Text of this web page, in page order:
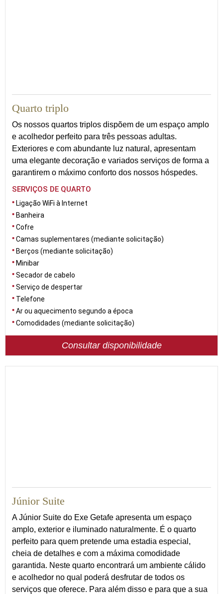
Quarto triplo
Os nossos quartos triplos dispõem de um espaço amplo
e acolhedor perfeito para três pessoas adultas.
Exteriores e com abundante luz natural, apresentam
uma elegante decoração e variados serviços de forma a
garantirem o máximo conforto dos nossos hóspedes.
SERVIÇOS DE QUARTO
Ligação WiFi à Internet
Banheira
Cofre
Camas suplementares (mediante solicitação)
Berços (mediante solicitação)
Minibar
Secador de cabelo
Serviço de despertar
Telefone
Ar ou aquecimento segundo a época
Comodidades (mediante solicitação)
Consultar disponibilidade
Júnior Suite
A Júnior Suite do Exe Getafe apresenta um espaço
amplo, exterior e iluminado naturalmente. É o quarto
perfeito para quem pretende uma estadia especial,
cheia de detalhes e com a máxima comodidade
garantida. Neste quarto encontrará um ambiente cálido
e acolhedor no qual poderá desfrutar de todos os
serviços que oferece. Para além disso e para que a sua